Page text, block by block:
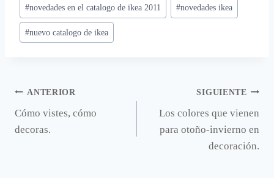
la
entrada:
#novedades en el catalogo de ikea 2011 #novedades ikea
#nuevo catalogo de ikea
Navegación
de
ANTERIOR
Cómo vistes, cómo
decoras.
SIGUIENTE
Los colores que vienen
para otoño-invierno en
decoración.